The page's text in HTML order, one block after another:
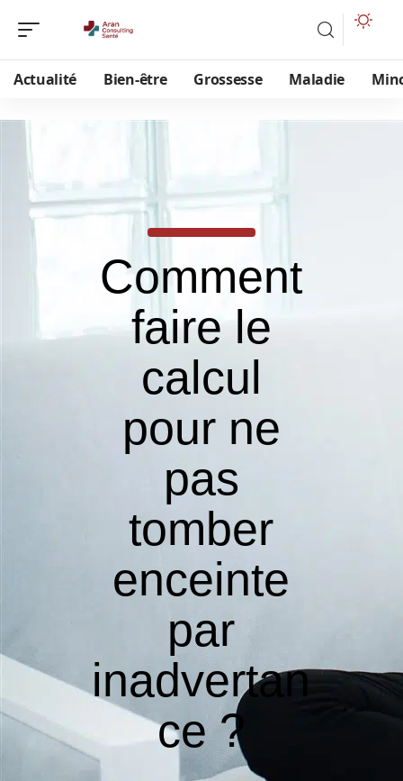
Actualité Bien-être Grossesse Maladie
Comment
faire le
calcul
pour ne
pas
tomber
enceinte
par
inadvertan
ce ?